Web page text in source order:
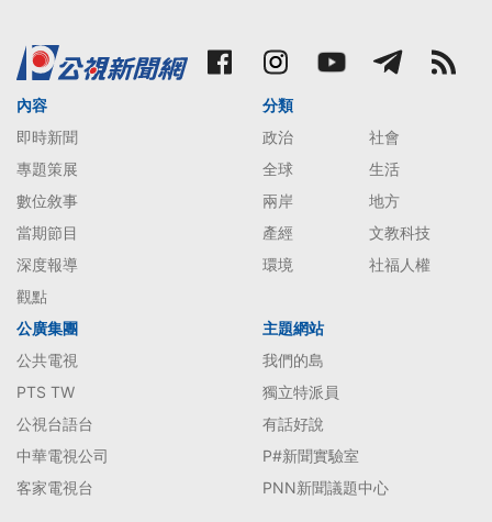
內容
即時新聞
專題策展
數位敘事
當期節目
深度報導
觀點
分類
政治
社會
全球
生活
兩岸
地方
產經
文教科技
環境
社福人權
公廣集團
公共電視
PTS TW
公視台語台
中華電視公司
客家電視台
主題網站
我們的島
獨立特派員
有話好說
P#新聞實驗室
PNN新聞議題中心